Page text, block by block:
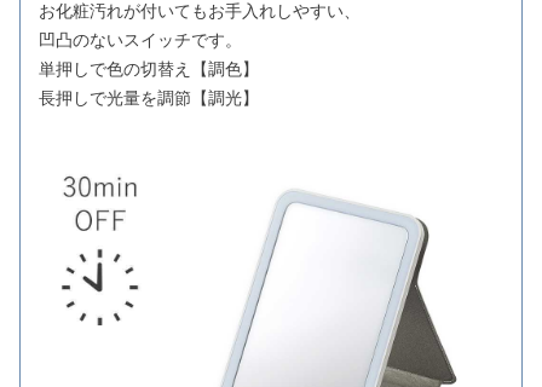
お化粧汚れが付いてもお手入れしやすい、
凹凸のないスイッチです。
単押しで色の切替え【調色】
長押しで光量を調節【調光】